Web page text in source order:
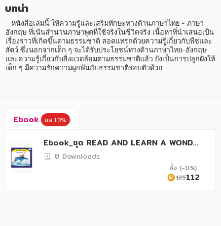
อาหาร สุขภาพ การแพทย์
ศิลปะ บันเทิง กีฬา ท่องเที่ยว
สังคม วัฒนธรรม การปกครอง ศาสนาและปรัชญา
ศาสนา และปรัชญา
การเงิน การลงทุน บริหาร
ครอบครัว
บทนำ
อังกฤษ ที่เน้นสำนวนภาษาพูดที่ใช้จริงในชีวิตจริง เนื้อหาที่นำเสนอเป็น
เรื่องราวที่เกิดขึ้นตามธรรมชาติ สอดแทรกด้วยความรู้เกี่ยวกับพืชและ
สัตว์ ซึ่งนอกจากเด็ก ๆ จะได้รับประโยชน์ทางด้านภาษาไทย-อังกฤษ
และความรู้เกี่ยวกับสิ่งแวดล้อมตามธรรมชาติแล้ว ยังเป็นการปลูกฝังให้
เด็ก ๆ มีความรักความผูกพันกับธรรมชาติรอบตัวด้วย
Ebook ลด 10%
Ebook_ชุด READ AND LEARN A WONDE
RFUL DAY
0 Downloads
ซื้อ (-11%)
125112